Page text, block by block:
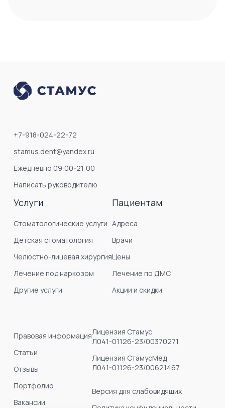
+7-918-024-22-72
stamus.dent@yandex.ru
Ежедневно 09:00-21:00
Написать руководителю
Услуги
Стоматологические услуги
Детская стоматология
Челюстно-лицевая хирургия
Лечение под наркозом
Другие услуги
Пациентам
Адреса
Врачи
Цены
Лечение по ДМС
Акции и скидки
Правовая информация
Статьи
Отзывы
Портфолио
Вакансии
Лицензия Стамус
Л041-01126-23/00370271
Лицензия СтамусМед
Л041-01126-23/00621467
Версия для слабовидящих